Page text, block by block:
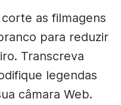
as filmagens
para reduzir
Transcreva
legendas
câmara Web.